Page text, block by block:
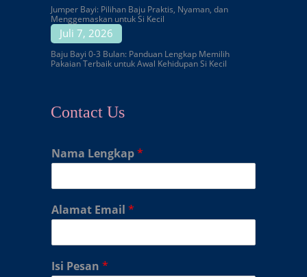
Jumper Bayi: Pilihan Baju Praktis, Nyaman, dan
Menggemaskan untuk Si Kecil
Juli 7, 2026
Baju Bayi 0-3 Bulan: Panduan Lengkap Memilih
Pakaian Terbaik untuk Awal Kehidupan Si Kecil
Contact Us
Nama Lengkap*
Alamat Email *
Isi Pesan *